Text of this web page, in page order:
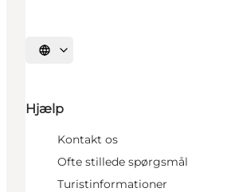
Vælg sprog
Hjælp
Kontakt os
Ofte stillede spørgsmål
Turistinformationer